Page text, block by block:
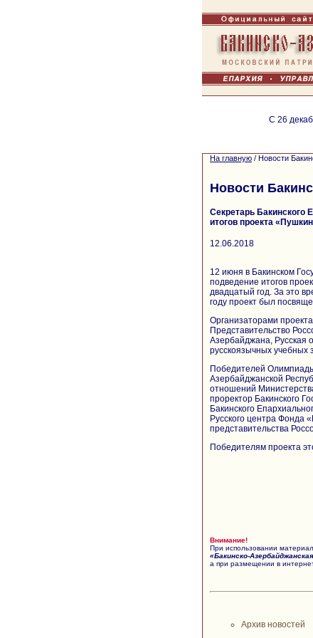
С 26
На главную / Новости
Новости
Секретарь Бакинского
итогов проекта
12.06.2018
12 июня в Бакинском
подведение итогов
двадцатый год. За это
году проект был
Организаторами
Представительство
Азербайджана, Русская
русскоязычных учебных
Победителей
Азербайджанской
отношений
проректор Бакинского
Бакинского
Русского центра Фонда
представительства
Победителям проекта
Внимание!
При использовании
«Бакинско-
а при размещении в
Архив новостей